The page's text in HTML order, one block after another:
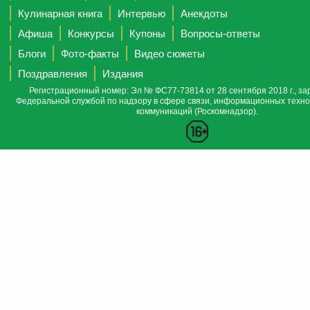
Кулинарная книга
Интервью
Анекдоты
Афиша
Конкурсы Купоны
Вопросы-ответы
Блоги
Фото-факты
Видео сюжеты
Поздравления
Издания
Регистрационный номер: Эл № ФС77-73814 от 28 сентября 2018 г.,
Федеральной службой по надзору в сфере связи, информационных
коммуникаций (Роскомнадзор).